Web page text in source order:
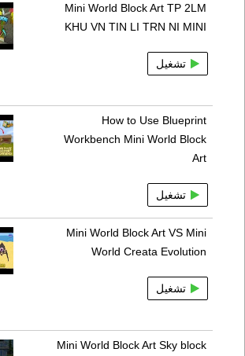
Mini World Block Art TP 2LM
KHU VN TIN LI TRN NI MINI
تشغيل
How to Use Blueprint
Workbench Mini World Block
Art
تشغيل
Mini World Block Art VS Mini
World Creata Evolution
تشغيل
Mini World Block Art Sky block